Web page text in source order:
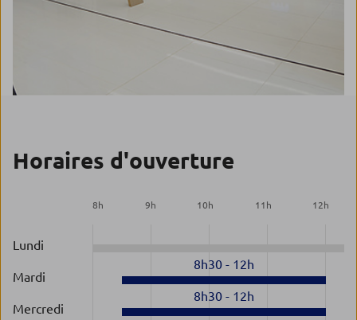
Horaires d'ouverture
8h 9h 10h 11 h 12h
Lundi
Mardi
8h30- 12h
Mercredi
8h30- 12h